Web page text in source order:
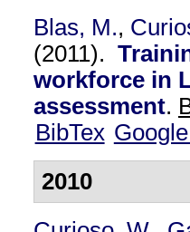
Blas, M.,
(2011).
workforce in
assessment.
BibTex
2010